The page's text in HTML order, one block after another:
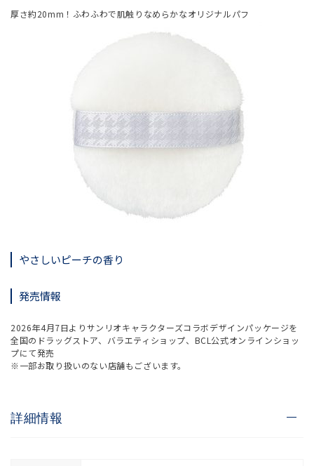
厚さ約20mm！ふわふわで肌触りなめらかなオリジナルパフ
やさしいピーチの香り
発売情報
2026年4月7日よりサンリオキャラクターズコラボデザインパッケージを
全国のドラッグストア、バラエティショップ、BCL公式オンラインショッ
プにて発売
※一部お取り扱いのない店舗もございます。
詳細情報